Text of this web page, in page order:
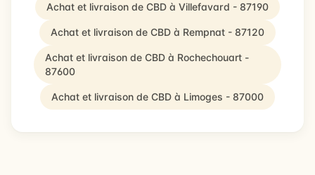
Achat et livraison de CBD à Villefavard - 87190
Achat et livraison de CBD à Rempnat - 87120
Achat et livraison de CBD à Rochechouart -
87600
Achat et livraison de CBD à Limoges - 87000